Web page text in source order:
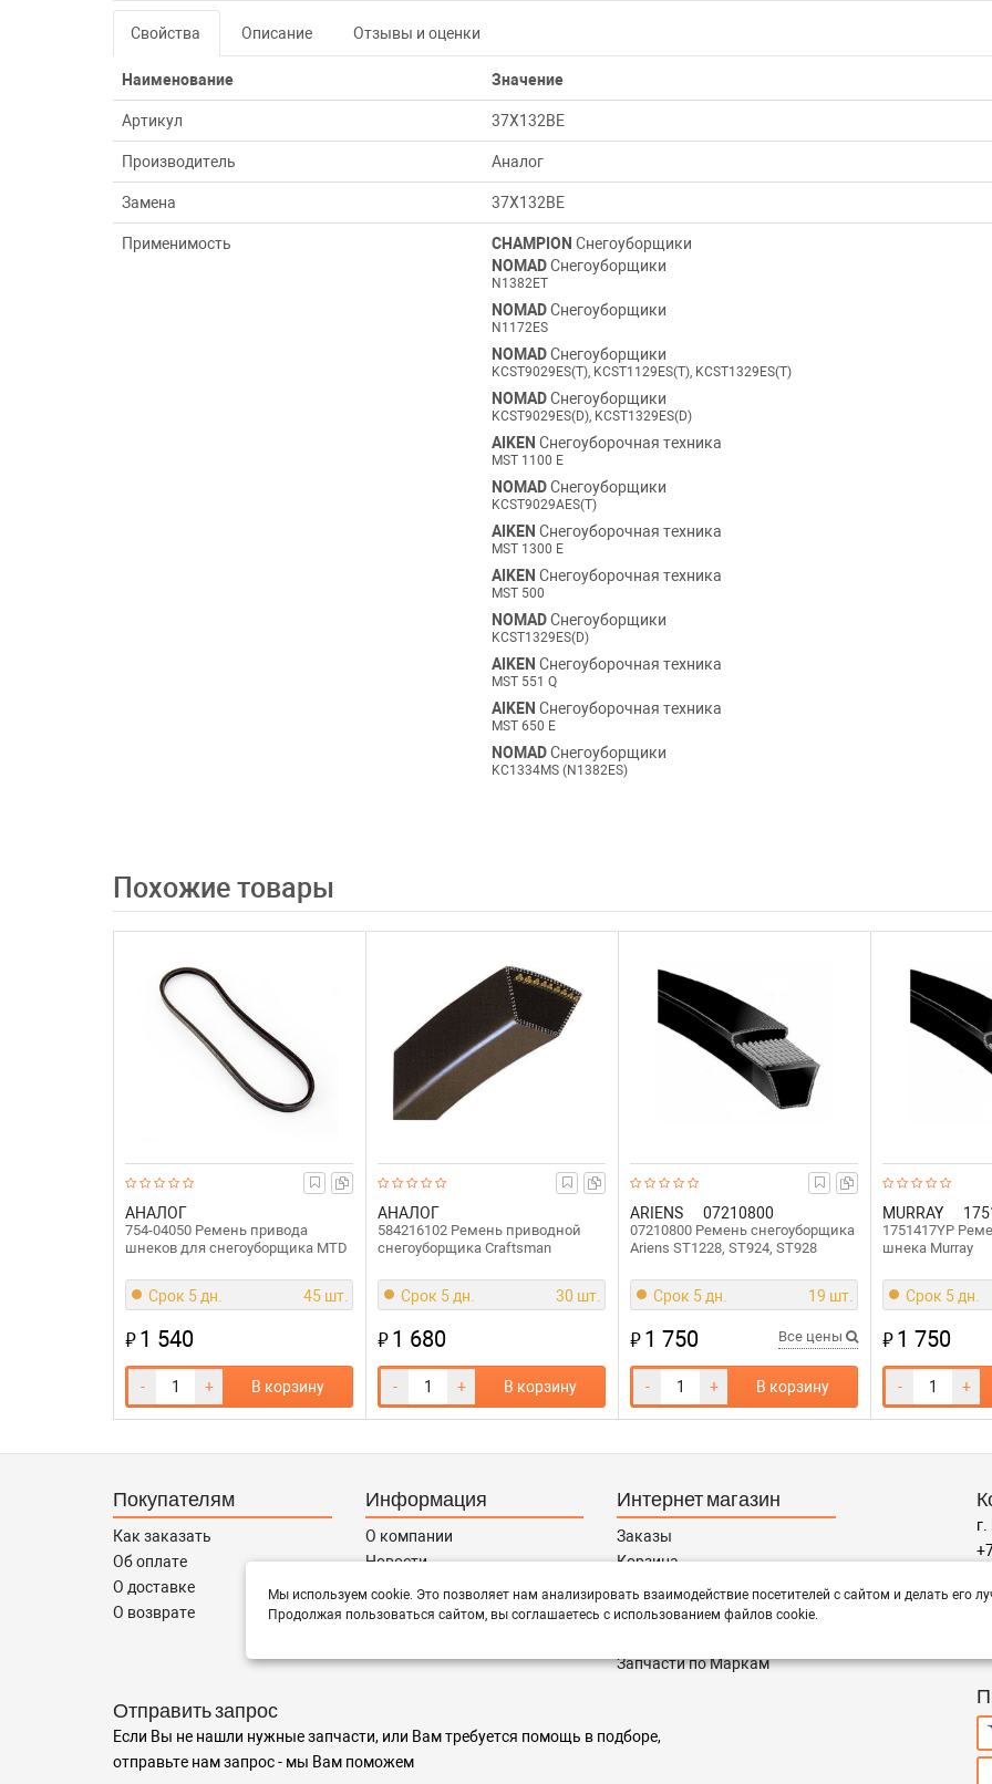
Свойства Описание Отзывы и оценки
Наименование Значение
Артикул 37Х132ВЕ
Производитель Аналог
Замена 37Х132ВЕ
Применимость CHAMPION Снегоуборщики
NOMADСнегоуборщики
N1382ET
NOMADСнегоуборщики
N1172ES
NOMADСнегоуборщики
KCST9029ES(T), KCST1129ES(T), KCST1329ES(T)
NOMADСнегоуборщики
KCST9029ES(D), KCST1329ES(D)
AIKEN Снегоуборочная техника
MST 1100 E
NOMADСнегоуборщики
KCST9029AES(T)
AIKEN Снегоуборочная техника
MST 1300 E
AIKEN Снегоуборочная техника
MST 500
NOMADСнегоуборщики
KCST1329ES(D)
AIKEN Снегоуборочная техника
MST 551 Q
AIKEN Снегоуборочная техника
MST 650 E
NOMADСнегоуборщики
KC1334MS (N1382ES)
Похожие товары
АНАЛОГ
754-04050 Ремень привода
шнеков для снегоуборщика MTD
Срок 5 дн. 45 шт.
₽1 540
- + В корзину
АНАЛОГ
584216102 Ремень приводной
снегоуборщика Craftsman
Срок 5 дн. 30 шт.
₽1 680
- + В корзину
ARIENS 07210800
07210800 Ремень cнегоуборщика
Ariens ST1228, ST924, ST928
Срок 5 дн. 19 шт.
₽1 750 Все цены
- + В корзину
MURRAY
1751417YP
шнека Murray
Срок 5 дн.
₽1 750
- +
Покупателям
Как заказать
Об оплате
О доставке
О возврате
Информация
О компании
Новости
Соглашение
Контакты
Интернет магазин
Заказы
Корзина
Каталог товаров
Запчасти по Маркам
Отправить запрос
Если Вы не нашли нужные запчасти, или Вам требуется помощь в подборе,
отправьте нам запрос - мы Вам поможем
Мы используем cookie. Это позволяет нам анализировать взаимодействие посетителей с сайтом и делать его
Продолжая пользоваться сайтом, вы соглашаетесь с использованием файлов cookie.